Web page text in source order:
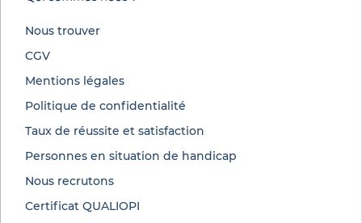
Nous trouver
CGV
Mentions légales
Politique de confidentialité
Taux de réussite et satisfaction
Personnes en situation de handicap
Nous recrutons
Certificat QUALIOPI